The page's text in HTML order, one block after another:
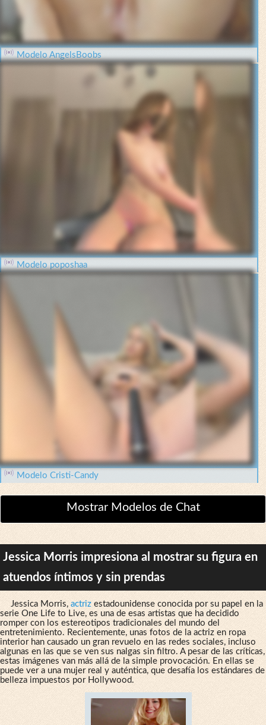
Modelo AngelsBoobs
Modelo poposhaa
Modelo Cristi-Candy
Mostrar Modelos de Chat
Jessica Morris impresiona al mostrar su figura en
atuendos íntimos y sin prendas
Jessica Morris, actrizestadounidense conocida por su papel en la
serie One Life to Live, es una de esas artistas que ha decidido
romper con los estereotipos tradicionales del mundo del
entretenimiento. Recientemente, unas fotos de la actriz en ropa
interior han causado un gran revuelo en las redes sociales, incluso
algunas en las que se ven sus nalgas sin filtro. A pesar de las críticas,
estas imágenes van más allá de la simple provocación. En ellas se
puede ver a una mujer real y auténtica, que desafía los estándares de
belleza impuestos por Hollywood.